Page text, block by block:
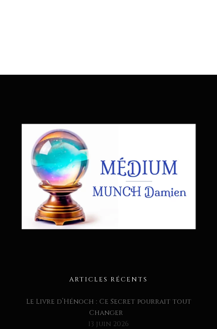
ARTICLES RÉCENTS
Le Livre d’Hénoch : Ce Secret pourrait tout
Changer
13 juin 2026